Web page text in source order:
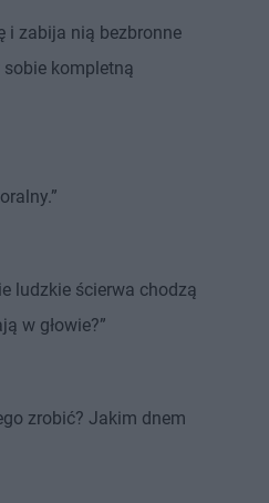
i zabija nią bezbronne
kompletną
ludzkie ścierwa chodzą
w głowie?”
zrobić? Jakim dnem